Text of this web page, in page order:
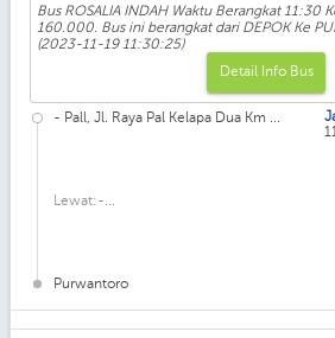
Bus ROSALIA INDAH Waktu Berangkat 11:30
160.000. Bus ini berangkat dari DEPOK Ke
(2023-11-19 11:30:25)
Detail Info Bus
- Pall, Jl. Raya Pal Kelapa Dua Km ...
Lewat:-...
Purwantoro